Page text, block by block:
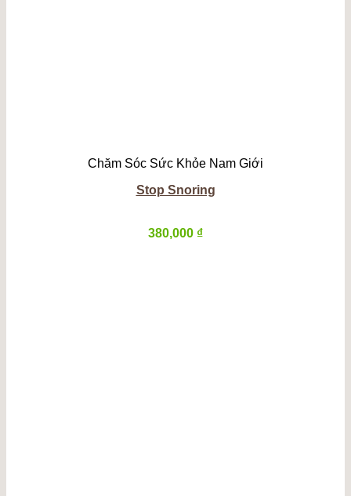
Chăm Sóc Sức Khỏe Nam Giới
Stop Snoring
380,000 ₫